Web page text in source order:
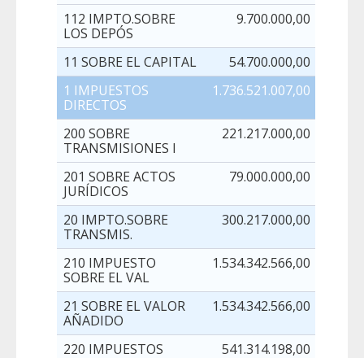
112 IMPTO.SOBRE
LOS DEPÓS
9.700.000,00
11 SOBRE EL CAPITAL
54.700.000,00
1 IMPUESTOS
DIRECTOS
1.736.521.007,00
200 SOBRE
TRANSMISIONES I
221.217.000,00
201 SOBRE ACTOS
JURÍDICOS
79.000.000,00
20 IMPTO.SOBRE
TRANSMIS.
300.217.000,00
210 IMPUESTO
SOBRE EL VAL
1.534.342.566,00
21 SOBRE EL VALOR
AÑADIDO
1.534.342.566,00
220 IMPUESTOS
541.314.198,00